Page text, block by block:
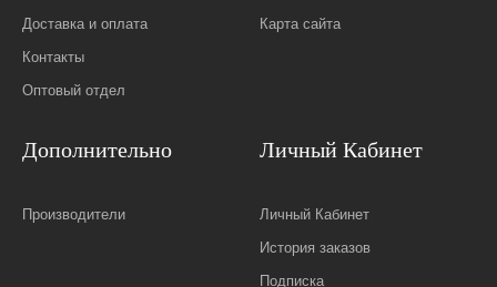
Доставка и оплата
Контакты
Оптовый отдел
Карта сайта
Дополнительно
Производители
Личный Кабинет
Личный Кабинет
История заказов
Подписка